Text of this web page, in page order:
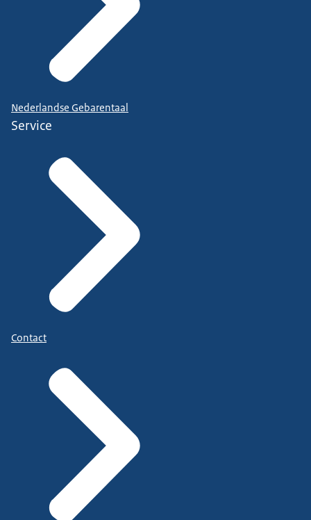
Nederlandse Gebarentaal
Service
Contact